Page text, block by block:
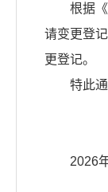
根据
请变更登
更登记。
特此
2026